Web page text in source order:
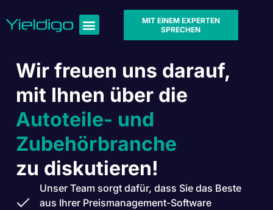
MIT EINEM EXPERTEN
SPRECHEN
Wir freuen uns darauf,
mit Ihnen über die
Autoteile- und
Zubehörbranche
zu diskutieren!
Unser Team sorgt dafür, dass Sie das Beste
aus Ihrer Preismanagement-Software